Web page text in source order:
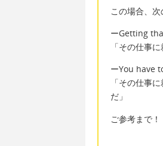
この場合、次
ーGetting
「その仕事
ーYou have
「その仕事
だ」
ご参考まで！